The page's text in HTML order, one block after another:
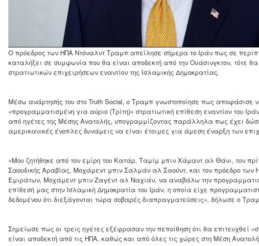
Ο πρόεδρος των ΗΠΑ Ντόναλντ Τραμπ απείλησε σήμερα το Ιράν πως σε
καταλήξει σε συμφωνία που θα είναι αποδεκτή από την Ουάσινγκτον, τότε θα
στρατιωτικών επιχειρήσεων εναντίον της Ισλαμικής Δημοκρατίας.
Μέσω ανάρτησής του στο Truth Social, ο Τραμπ γνωστοποίησε πως αποφάσισε
«προγραμματισμένη για αύριο (Τρίτη)» στρατιωτική επίθεση εναντίον του
από ηγέτες της Μέσης Ανατολής, υπογραμμίζοντας παράλληλα πως έχει
αμερικανικές ένοπλες δυνάμεις να είναι έτοιμες για άμεση έναρξη των
«Μου ζητήθηκε από τον εμίρη του Κατάρ, Ταμίμ μπιν Χάμαντ αλ Θάνι, τον
Σαουδικής Αραβίας, Μοχάμεντ μπιν Σαλμάν αλ Σαούντ, και τον πρόεδρο των
Εμιράτων, Μοχάμεντ μπιν Ζαγέντ αλ Ναχιάν, να αναβάλω την
επίθεσή μας στην Ισλαμική Δημοκρατία του Ιράν, η οποία είχε
δεδομένου ότι διεξάγονται τώρα σοβαρές διαπραγματεύσεις», δήλωσε ο
Σημείωσε πως οι τρεις ηγέτες εξέφρασαν την πεποίθηση ότι θα επιτευχθεί
είναι αποδεκτή από τις ΗΠΑ, καθώς και από όλες τις χώρες στη Μέση